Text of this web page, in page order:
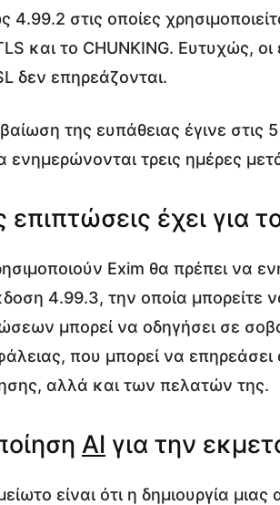
4.99.2 στις οποίες
και το CHUNKING. Ευτυχώς,
δεν επηρεάζονται.
της ευπάθειας έγινε στις
ενημερώνονται τρεις ημέρες
επιπτώσεις έχει για
Exim θα πρέπει να
4.99.3, την οποία μπορείτε
μπορεί να οδηγήσει σε
που μπορεί να επηρεάσει
αλλά και των πελατών της.
AI για την
είναι ότι η δημιουργία